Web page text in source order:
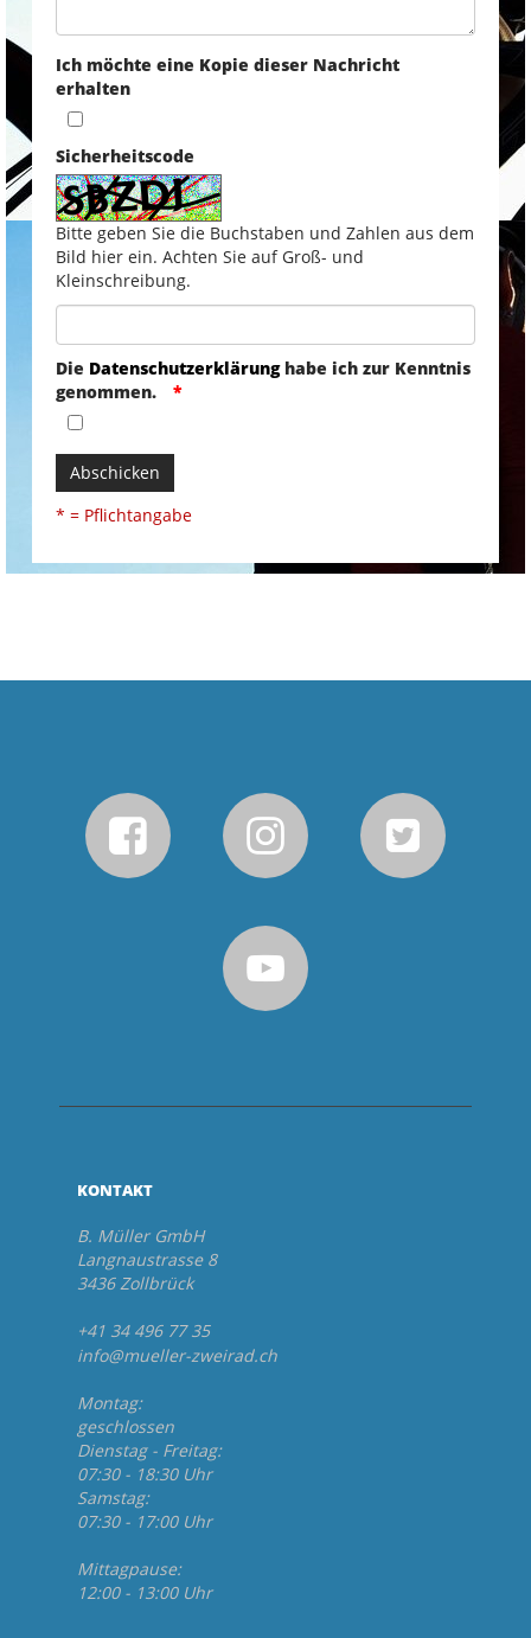
Ich möchte eine Kopie dieser Nachricht
erhalten
Sicherheitscode
Bitte geben Sie die Buchstaben und Zahlen aus dem
Bild hier ein. Achten Sie auf Groß- und
Kleinschreibung.
Die Datenschutzerklärunghabe ich zur Kenntnis
genommen.
Abschicken
* = Pflichtangabe
KONTAKT
B. Müller GmbH
Langnaustrasse 8
3436 Zollbrück
+41 34 496 77 35
info@mueller-zweirad.ch
Montag:
geschlossen
Dienstag - Freitag:
07:30 - 18:30 Uhr
Samstag:
07:30 - 17:00 Uhr
Mittagpause:
12:00 - 13:00 Uhr